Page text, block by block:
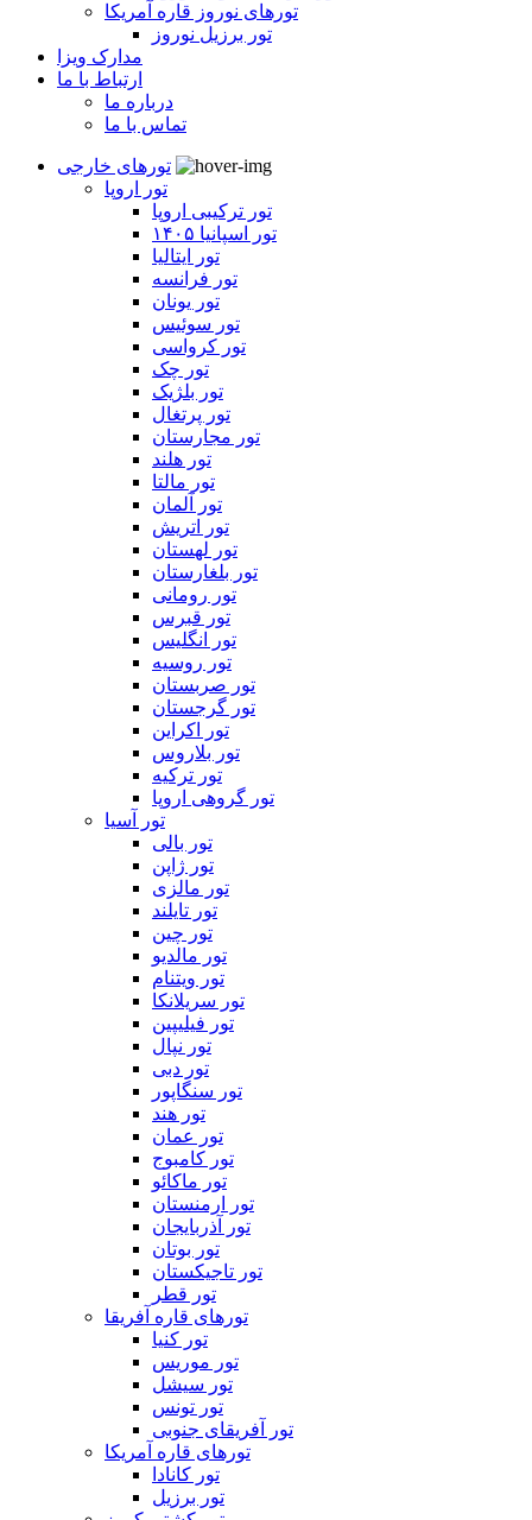
تورهای نوروز قاره آمریکا
تور برزیل نوروز
مدارک ویزا
ارتباط با ما
درباره ما
تماس با ما
تورهای خارجی
تور اروپا
تور ترکیبی اروپا
تور اسپانیا ۱۴۰۵
تور ایتالیا
تور فرانسه
تور یونان
تور سوئیس
تور کرواسی
تور چک
تور بلژیک
تور پرتغال
تور مجارستان
تور هلند
تور مالتا
تور آلمان
تور اتریش
تور لهستان
تور بلغارستان
تور رومانی
تور قبرس
تور انگلیس
تور روسیه
تور صربستان
تور گرجستان
تور اکراین
تور بلاروس
تور ترکیه
تور گروهی اروپا
تور آسیا
تور بالی
تور ژاپن
تور مالزی
تور تایلند
تور چین
تور مالدیو
تور ویتنام
تور سریلانکا
تور فیلیپین
تور نپال
تور دبی
تور سنگاپور
تور هند
تور عمان
تور کامبوج
تور ماکائو
تور ارمنستان
تور آذربایجان
تور بوتان
تور تاجیکستان
تور قطر
تورهای قاره آفریقا
تور کنیا
تور موریس
تور سیشل
تور تونس
تور آفریقای جنوبی
تورهای قاره آمریکا
تور کانادا
تور برزیل